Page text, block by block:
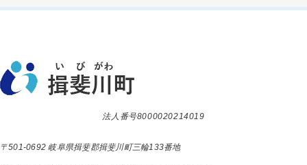
法人番号8000020214019
〒501-0692 岐阜県揖斐郡揖斐川町三輪133番地